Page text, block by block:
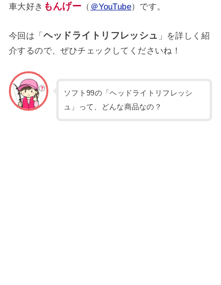
車大好き もんげー （ ＠YouTube）です。
今回は「 ヘッドライトリフレッシュ 」を詳しく紹
介するので、ぜひチェックしてくださいね！
ソフト99の「ヘッドライトリフレッシ
ュ」って、どんな商品なの？